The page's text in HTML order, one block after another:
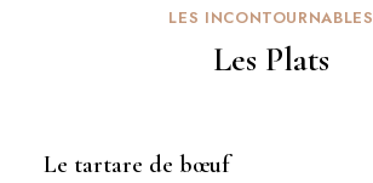
LES INCONTOURNABLES
Les Plats
Le tartare de bœuf